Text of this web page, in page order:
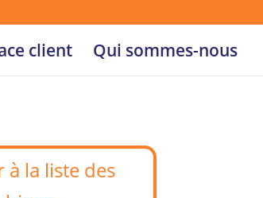
client Qui sommes-nous
à la liste des